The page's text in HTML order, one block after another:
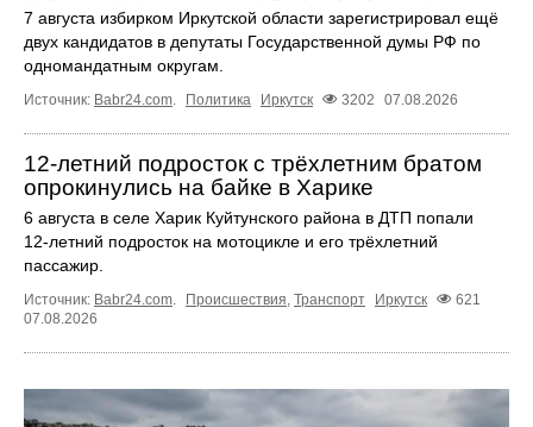
7 августа избирком Иркутской области зарегистрировал ещё
двух кандидатов в депутаты Государственной думы РФ по
одномандатным округам.
Источник: Babr24.com. Политика Иркутск 3202 07.08.2026
12‑летний подросток с трёхлетним братом
опрокинулись на байке в Харике
6 августа в селе Харик Куйтунского района в ДТП попали
12‑летний подросток на мотоцикле и его трёхлетний
пассажир.
Источник: Babr24.com. Происшествия, Транспорт Иркутск
621
07.08.2026